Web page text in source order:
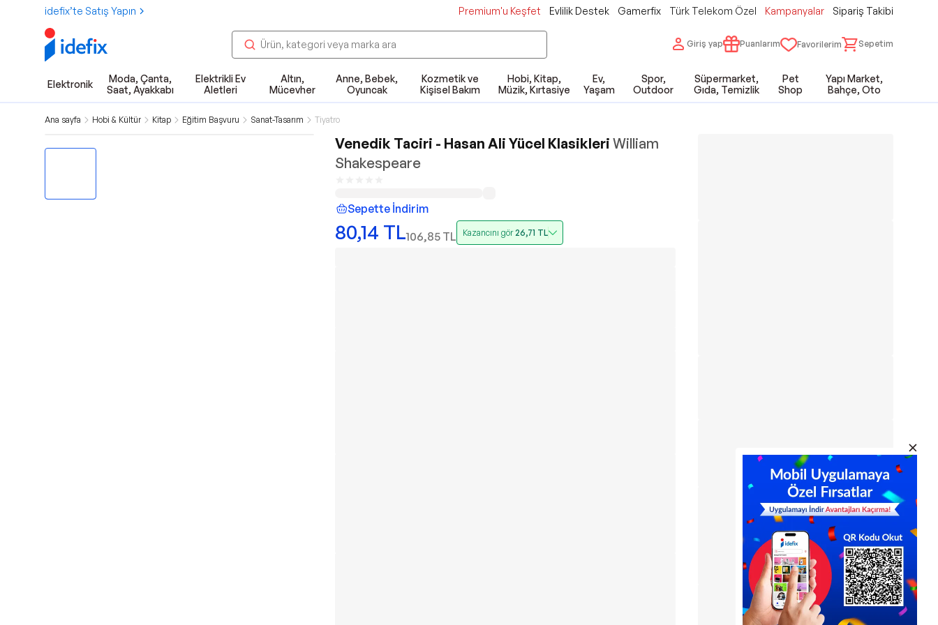
idefix’te Satış Yapın Premium'u Keşfet Evlilik Destek Gamerfix Türk Telekom Özel Kampanyalar Sipariş Takibi
Giriş yap Puanlarım Favorilerim Sepetim
Elektronik
Moda, Çanta,
Saat, Ayakkabı
Elektrikli Ev
Aletleri
Altın,
Mücevher
Anne, Bebek,
Oyuncak
Kozmetik ve
Kişisel Bakım
Hobi, Kitap,
Müzik, Kırtasiye
Ev,
Yaşam
Spor,
Outdoor
Süpermarket,
Gıda, Temizlik
Pet
Shop
Yapı Market,
Bahçe, Oto
Ana sayfa Hobi & Kültür Kitap Eğitim Başvuru Sanat-Tasarım Tiyatro
Venedik Taciri - Hasan Ali Yücel Klasikleri William
Shakespeare
Sepette İndirim
80,14 TL106,85 TL Kazancını gör26,71 TL